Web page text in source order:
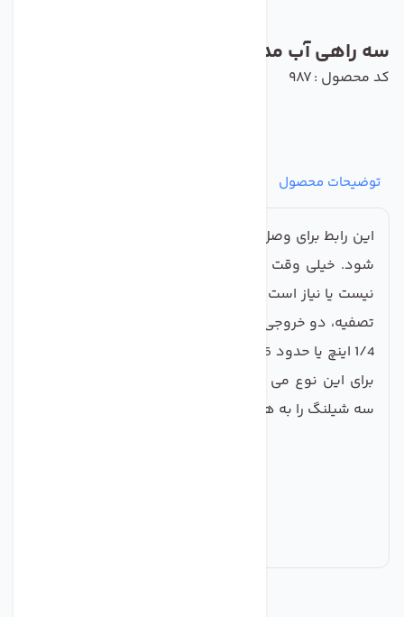
سه راهی آب مدل فیتینگ دار
کد محصول : 987
توضیحات محصول
این رابط برای وصل شدن سه شیلنگ به هم استفاده می
شود. خیلی وقت ها طول یک شیلنگ جوابگوی نیاز شما
نیست یا نیاز است که از یک لاین ، به عنوان مثال دستگاه
برای این نوع می باشد. از این رو با استفاده از این رابط
سه شیلنگ را به هم متصل می کنید .